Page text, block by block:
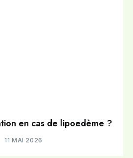
en cas de lipoedème ?
11 MAI 2026